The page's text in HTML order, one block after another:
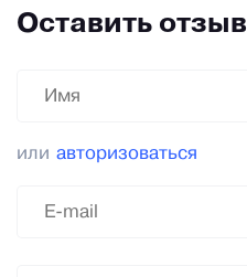
Оставить отзыв
или авторизоваться